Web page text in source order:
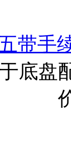
带手
底盘